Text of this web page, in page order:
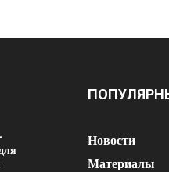
Новости
Материалы